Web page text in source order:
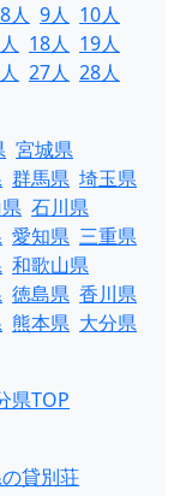
8人 9人 10人
18人 19人
27人 28人
宮城県
群馬県 埼玉県
石川県
愛知県 三重県
和歌山県
徳島県 香川県
熊本県 大分県
県TOP
貸別荘